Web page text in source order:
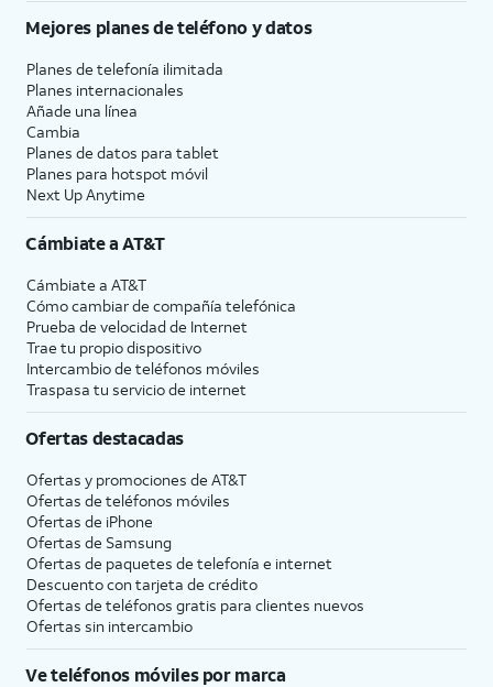
Mejores planes de teléfono y datos
Planes de telefonía ilimitada
Planes internacionales
Añade una línea
Cambia
Planes de datos para tablet
Planes para hotspot móvil
Next Up Anytime
Cámbiate aAT&T
Cámbiate a AT&T
Cómo cambiar de compañía telefónica
Prueba de velocidad de Internet
Trae tu propio dispositivo
Intercambio de teléfonos móviles
Traspasa tu servicio de internet
Ofertas destacadas
Ofertas y promociones de AT&T
Ofertas de teléfonos móviles
Ofertas de iPhone
Ofertas de Samsung
Ofertas de paquetes de telefonía e internet
Descuento con tarjeta de crédito
Ofertas de teléfonos gratis para clientes nuevos
Ofertas sin intercambio
Ve teléfonos móviles por marca